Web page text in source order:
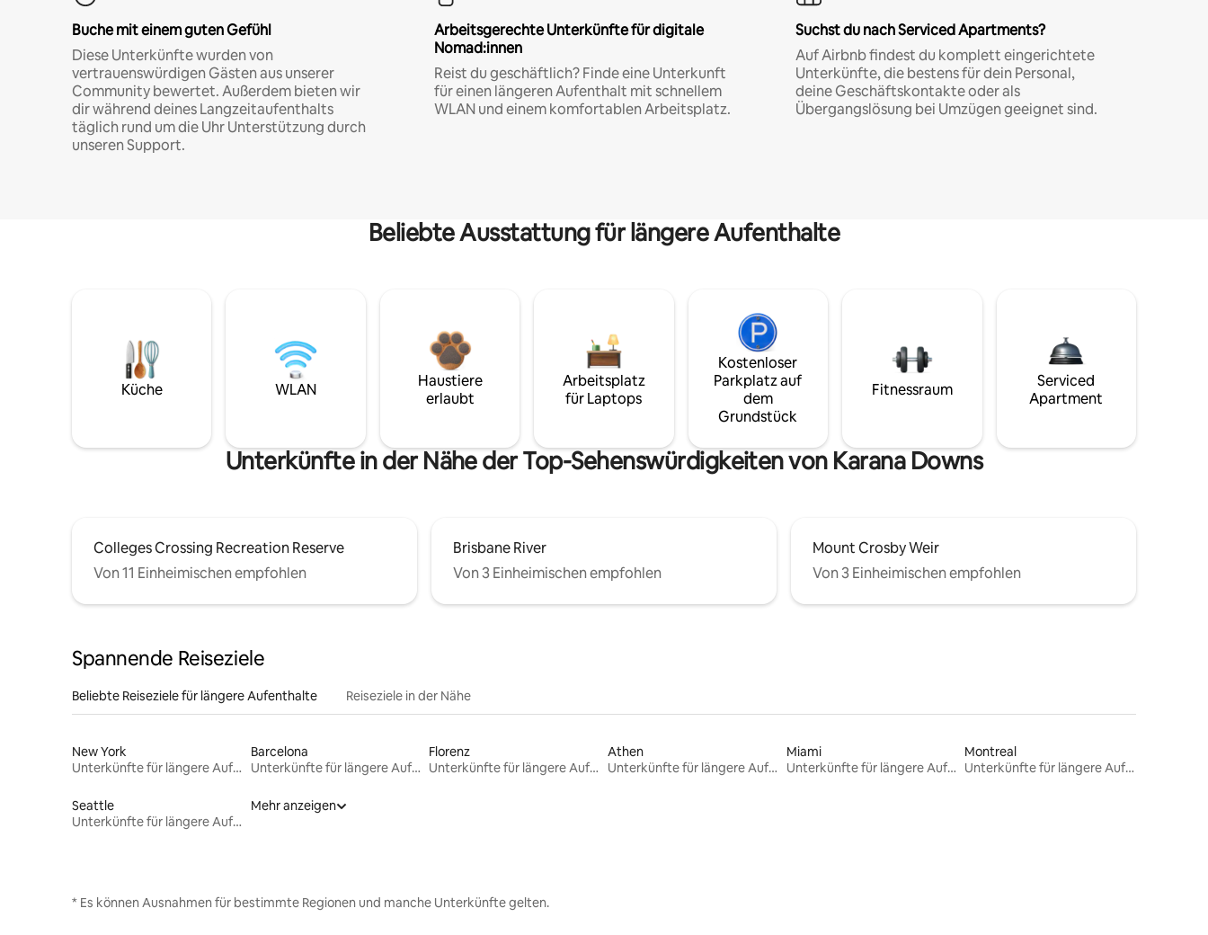
Buche mit einem guten Gefühl
Diese Unterkünfte wurden von
vertrauenswürdigen Gästen aus unserer
Community bewertet. Außerdem bieten wir
dir während deines Langzeitaufenthalts
täglich rund um die Uhr Unterstützung durch
unseren Support.
Arbeitsgerechte Unterkünfte für digitale
Nomad:innen
Reist du geschäftlich? Finde eine Unterkunft
für einen längeren Aufenthalt mit schnellem
WLAN und einem komfortablen Arbeitsplatz.
Suchst du nach Serviced Apartments?
Auf Airbnb findest du komplett eingerichtete
Unterkünfte, die bestens für dein Personal,
deine Geschäftskontakte oder als
Übergangslösung bei Umzügen geeignet sind.
Beliebte Ausstattung für längere Aufenthalte
Küche WLAN
Haustiere
erlaubt
Arbeitsplatz
für Laptops
Kostenloser
Parkplatz auf
dem
Grundstück
Fitnessraum
Serviced
Apartment
Unterkünfte in der Nähe der Top-Sehenswürdigkeiten von Karana Downs
Colleges Crossing Recreation Reserve
Von 11 Einheimischen empfohlen
Brisbane River
Von 3 Einheimischen empfohlen
Mount Crosby Weir
Von 3 Einheimischen empfohlen
Spannende Reiseziele
Beliebte Reiseziele für längere Aufenthalte Reiseziele in der Nähe
New York
Unterkünfte für längere Aufenthalte
Barcelona
Unterkünfte für längere Aufenthalte
Florenz
Unterkünfte für längere Aufenthalte
Athen
Unterkünfte für längere Aufenthalte
Miami
Unterkünfte für längere Aufenthalte
Montreal
Unterkünfte für längere Aufenthalte
Seattle
Unterkünfte für längere Aufenthalte
Mehr anzeigen
* Es können Ausnahmen für bestimmte Regionen und manche Unterkünfte gelten.